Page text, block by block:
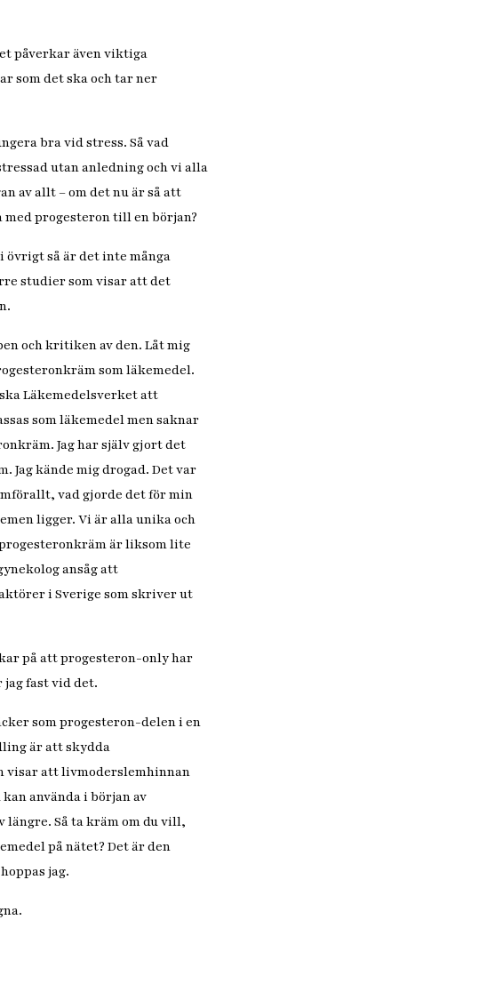
påverkar även viktiga
som det ska och tar ner
bra vid stress. Så vad
utan anledning och vi alla
av allt – om det nu är så att
progesteron till en början?
övrigt så är det inte många
studier som visar att det
och kritiken av den. Låt mig
som läkemedel.
Läkemedelsverket att
som läkemedel men saknar
Jag har själv gjort det
Jag kände mig drogad. Det var
vad gjorde det för min
ligger. Vi är alla unika och
progesteronkräm är liksom lite
ansåg att
i Sverige som skriver ut
på att progesteron-only har
fast vid det.
som progesteron-delen i en
är att skydda
visar att livmoderslemhinnan
använda i början av
Så ta kräm om du vill,
på nätet? Det är den
jag.